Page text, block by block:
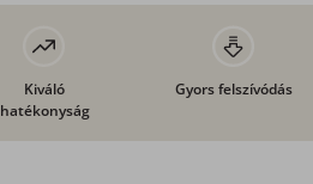
Kiváló
hatékonyság
Gyors felszívódás